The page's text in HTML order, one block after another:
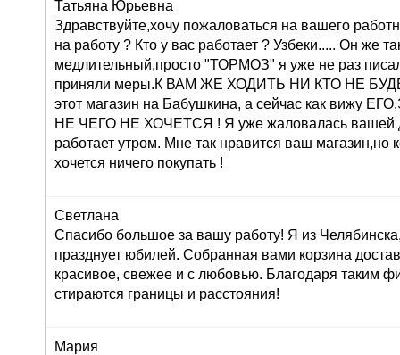
Татьяна Юрьевна
Здравствуйте,хочу пожаловаться на вашего
на работу ? Кто у вас работает ? Узбеки..... Он же
медлительный,просто "ТОРМОЗ" я уже не раз
приняли меры.К ВАМ ЖЕ ХОДИТЬ НИ КТО НЕ
этот магазин на Бабушкина, а сейчас как вижу
НЕ ЧЕГО НЕ ХОЧЕТСЯ ! Я уже жаловалась вашей
работает утром. Мне так нравится ваш магазин,но
хочется ничего покупать !
Светлана
Спасибо большое за вашу работу! Я из
празднует юбилей. Собранная вами корзина
красивое, свежее и с любовью. Благодаря таким
стираются границы и расстояния!
Мария